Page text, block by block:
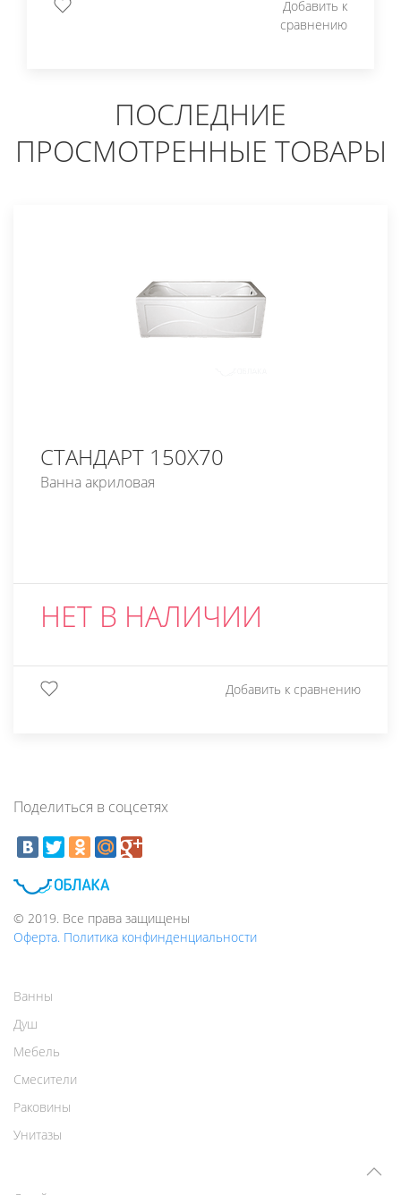
Добавить к
сравнению
ПОСЛЕДНИЕ
ПРОСМОТРЕННЫЕ ТОВАРЫ
СТАНДАРТ 150Х70
Ванна акриловая
НЕТ В НАЛИЧИИ
Добавить к сравнению
Поделиться в соцсетях
© 2019. Все права защищены
Оферта. Политика конфинденциальности
Ванны
Душ
Мебель
Смесители
Раковины
Унитазы